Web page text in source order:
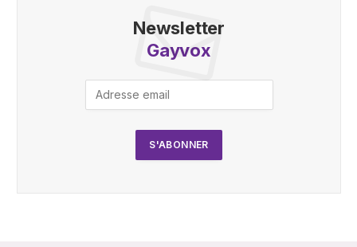
Newsletter
Gayvox